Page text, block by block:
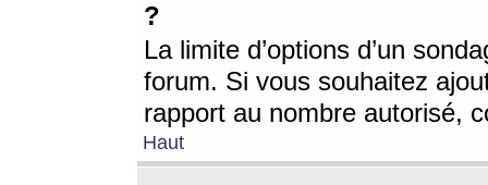
?
La limite d’options d’un
forum. Si vous souhaitez
rapport au nombre autorisé,
Haut